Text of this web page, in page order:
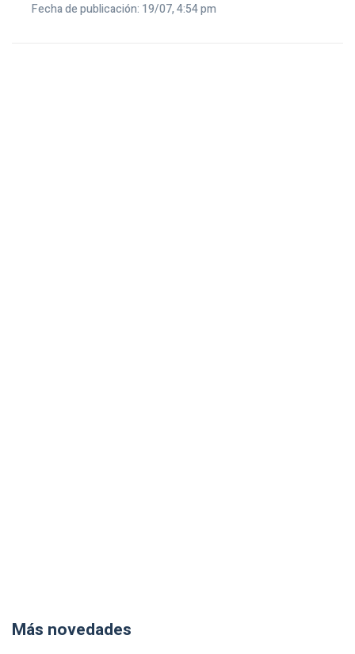
Fecha de publicación: 19/07, 4:54 pm
Más novedades